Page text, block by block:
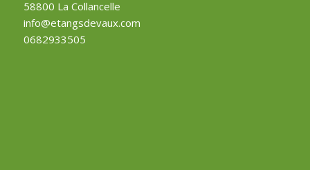
58800 La Collancelle
info@etangsdevaux.com
0682933505